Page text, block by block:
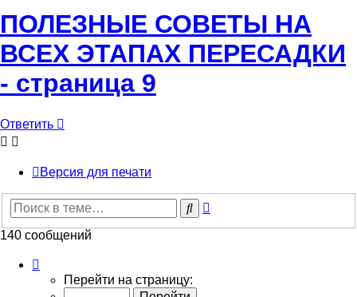
ПОЛЕЗНЫЕ СОВЕТЫ НА
ВСЕХ ЭТАПАХ ПЕРЕСАДКИ
- страница 9
Ответить
Версия для печати
Поиск
140 сообщений
Перейти на страницу: